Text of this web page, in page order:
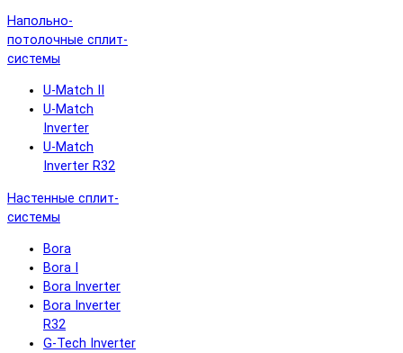
Напольно-
потолочные сплит-
системы
U-Match II
U-Match
Inverter
U-Match
Inverter R32
Настенные сплит-
системы
Bora
Bora I
Bora Inverter
Bora Inverter
R32
G-Tech Inverter